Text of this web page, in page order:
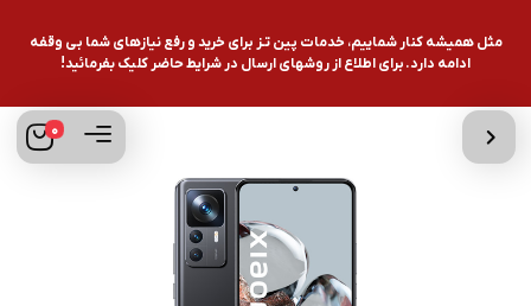
مثل همیشه کنار شماییم، خدمات پین تـز برای خرید و رفع نیازهای شما بی وقفه
ادامه دارد. برای اطلاع از روشهای ارسال در شرایط حاضر کلیک بفرمائید!
0